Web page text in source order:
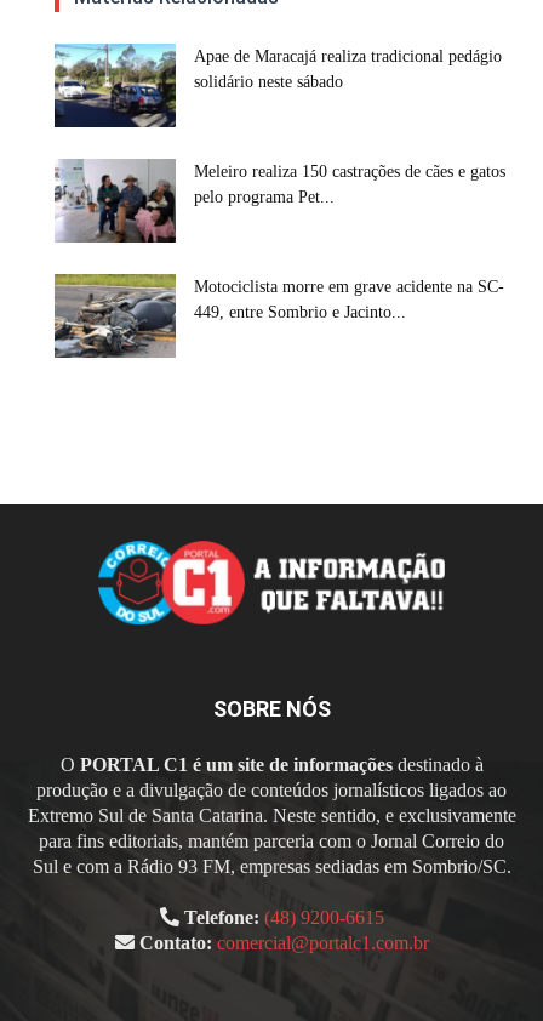
Apae de Maracajá realiza tradicional pedágio
solidário neste sábado
Meleiro realiza 150 castrações de cães e gatos
pelo programa Pet...
Motociclista morre em grave acidente na SC-
449, entre Sombrio e Jacinto...
SOBRE NÓS
O PORTAL C1 é um site de informaçõesdestinado à
produção e a divulgação de conteúdos jornalísticos ligados ao
Extremo Sul de Santa Catarina. Neste sentido, e exclusivamente
para fins editoriais, mantém parceria com o Jornal Correio do
Sul e com a Rádio 93 FM, empresas sediadas em Sombrio/SC.
Telefone: (48) 9200-6615
Contato: comercial@portalc1.com.br